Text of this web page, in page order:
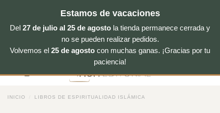
Estamos de vacaciones
Del 27 de julio al 25 de agosto la tienda permanece cerrada y
no se pueden realizar pedidos.
Volvemos el 25 de agosto con muchas ganas. ¡Gracias por tu
paciencia!
INICIO LIBROS DE ESPIRITUALIDAD ISLÁMICA